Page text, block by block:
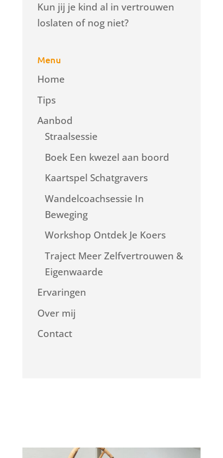
Kun jij je kind al in vertrouwen
loslaten of nog niet?
Menu
Home
Tips
Aanbod
Straalsessie
Boek Een kwezel aan boord
Kaartspel Schatgravers
Wandelcoachsessie In
Beweging
Workshop Ontdek Je Koers
Traject Meer Zelfvertrouwen &
Eigenwaarde
Ervaringen
Over mij
Contact